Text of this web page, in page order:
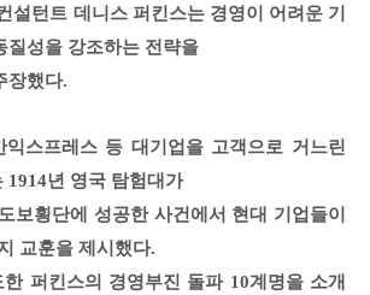
설턴트 데니스 퍼킨스는 경영이 어려운 기
질성을 강조하는 전략을
장했다.
익스프레스 등 대기업을 고객으로 거느린
1914년 영국 탐험대가
보횡단에 성공한 사건에서 현대 기업들이
교훈을 제시했다.
퍼킨스의 경영부진 돌파 10계명을 소개